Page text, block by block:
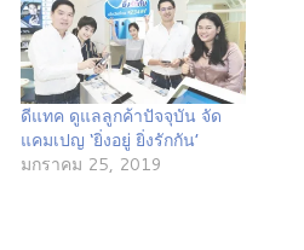
ดีแทค ดูแลลูกค้าปัจจุบัน จัด
แคมเปญ ‘ยิ่งอยู่ ยิ่งรักกัน’
มกราคม 25, 2019